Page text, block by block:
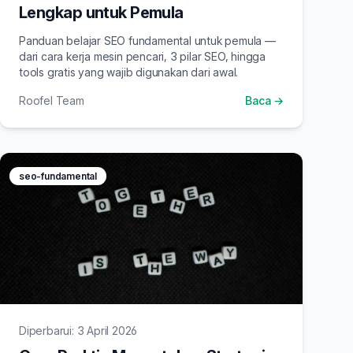
Lengkap untuk Pemula
Panduan belajar SEO fundamental untuk pemula —
dari cara kerja mesin pencari, 3 pilar SEO, hingga
tools gratis yang wajib digunakan dari awal.
Roofel Team Baca →
seo-fundamental
Diperbarui: 3 April 2026